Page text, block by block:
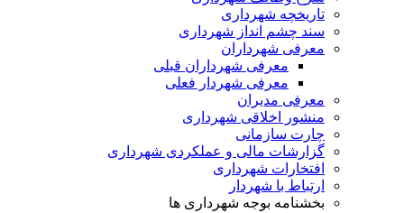
تاریخچه شهرداری
سند چشم انداز شهرداری
معرفی شهرداران
معرفی شهرداران قبلی
معرفی شهردار فعلی
معرفی مدیران
منشور اخلاقی شهرداری
چارت سازمانی
گزارشات مالی و عملکردی شهرداری
افتخارات شهرداری
ارتباط با شهردار
بخشنامه بوجه شهرداری ها